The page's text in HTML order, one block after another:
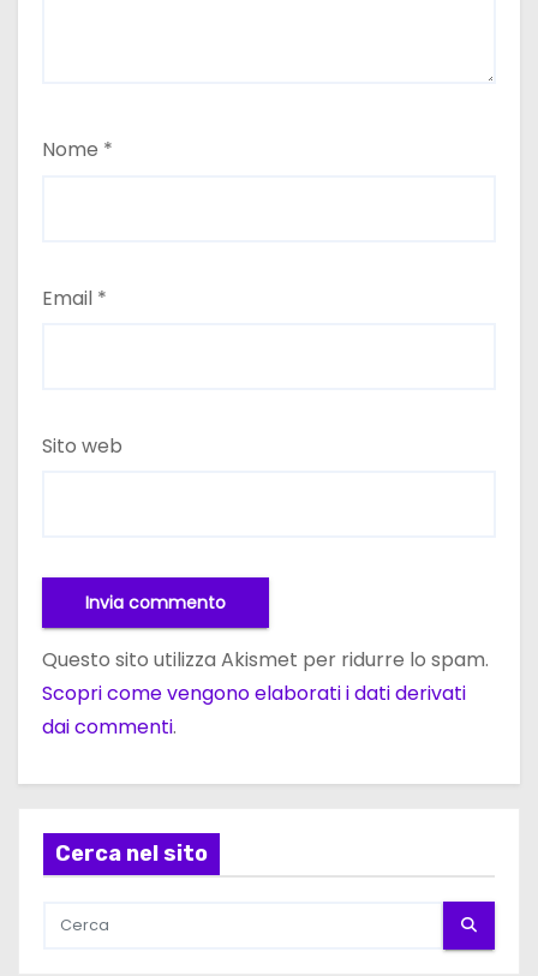
Nome *
Email *
Sito web
Questo sito utilizza Akismet per ridurre lo spam.
Scopri come vengono elaborati i dati derivati
dai commenti.
Cerca nel sito